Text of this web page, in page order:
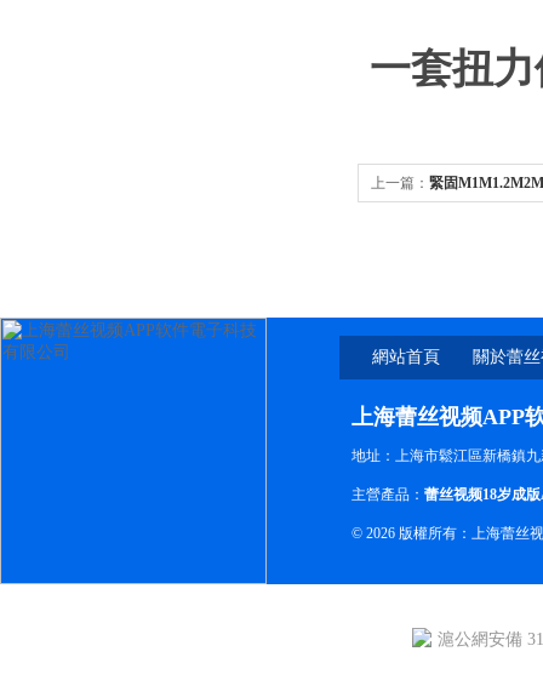
一套扭
上一篇： 緊固
網站首頁 關於蕾
上海蕾丝视频APP
地址：上海市鬆江區新橋鎮
主營產品： 蕾丝视频18岁成
© 2026 版權所有：上海蕾丝
滬公網安備